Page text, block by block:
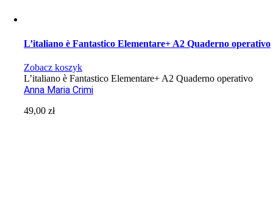
L’italiano è Fantastico Elementare+ A2 Quaderno operativo
Zobacz koszyk
L’italiano è Fantastico Elementare+ A2 Quaderno operativo
Anna Maria Crimi
49,00zł